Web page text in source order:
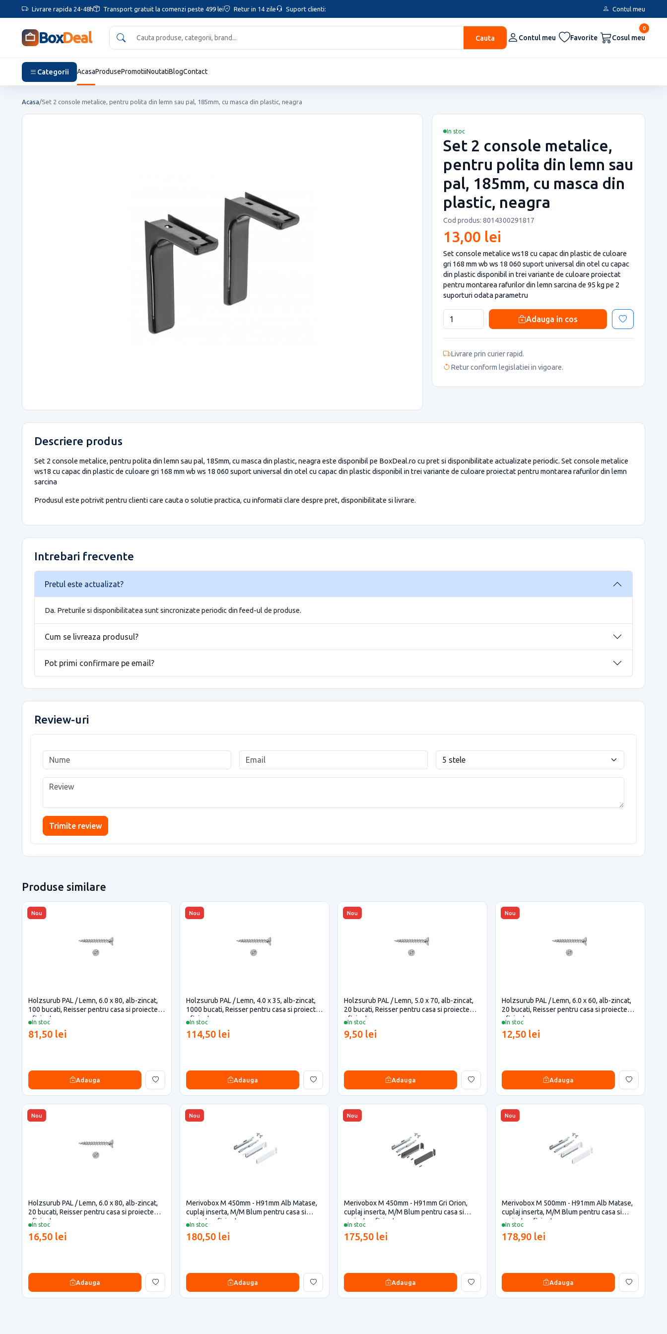
Livrare rapida 24-48h Transport gratuit la comenzi peste 499 lei Retur in 14 zile Suport clienti: Contul meu
BoxDeal Cauta Contul meu Favorite
0
Cosul meu
Categorii AcasaProdusePromotiiNoutatiBlogContact
Acasa/Set 2 console metalice, pentru polita din lemn sau pal, 185mm, cu masca din plastic, neagra
In stoc
Set 2 console metalice,
pentru polita din lemn sau
pal, 185mm, cu masca din
plastic, neagra
Cod produs: 8014300291817
13,00 lei
Set console metalice ws18 cu capac din plastic de culoare
gri 168 mm wb ws 18 060 suport universal din otel cu capac
din plastic disponibil in trei variante de culoare proiectat
pentru montarea rafurilor din lemn sarcina de 95 kg pe 2
suporturi odata parametru
Adauga in cos
Livrare prin curier rapid.
Retur conform legislatiei in vigoare.
Descriere produs
Set 2 console metalice, pentru polita din lemn sau pal, 185mm, cu masca din plastic, neagra este disponibil pe BoxDeal.ro cu pret si disponibilitate actualizate periodic. Set console metalice
ws18 cu capac din plastic de culoare gri 168 mm wb ws 18 060 suport universal din otel cu capac din plastic disponibil in trei variante de culoare proiectat pentru montarea rafurilor din lemn
sarcina
Produsul este potrivit pentru clienti care cauta o solutie practica, cu informatii clare despre pret, disponibilitate si livrare.
Intrebari frecvente
Pretul este actualizat?
Da. Preturile si disponibilitatea sunt sincronizate periodic din feed-ul de produse.
Cum se livreaza produsul?
Pot primi confirmare pe email?
Review-uri
Trimite review
Produse similare
Nou
In stoc
Holzsurub PAL / Lemn, 6.0 x 80, alb-zincat,
100 bucati, Reisser pentru casa si proiecte
eficiente
81,50 lei
Adauga
Nou
In stoc
Holzsurub PAL / Lemn, 4.0 x 35, alb-zincat,
1000 bucati, Reisser pentru casa si proiecte
eficiente
114,50 lei
Adauga
Nou
In stoc
Holzsurub PAL / Lemn, 5.0 x 70, alb-zincat,
20 bucati, Reisser pentru casa si proiecte
eficiente
9,50 lei
Adauga
Nou
In stoc
Holzsurub PAL / Lemn, 6.0 x 60, alb-zincat,
20 bucati, Reisser pentru casa si proiecte
eficiente
12,50 lei
Adauga
Nou
In stoc
Holzsurub PAL / Lemn, 6.0 x 80, alb-zincat,
20 bucati, Reisser pentru casa si proiecte
eficiente
16,50 lei
Adauga
Nou
In stoc
Merivobox M 450mm - H91mm Alb Matase,
cuplaj inserta, M/M Blum pentru casa si
proiecte eficiente
180,50 lei
Adauga
Nou
In stoc
Merivobox M 450mm - H91mm Gri Orion,
cuplaj inserta, M/M Blum pentru casa si
proiecte eficiente
175,50 lei
Adauga
Nou
In stoc
Merivobox M 500mm - H91mm Alb Matase,
cuplaj inserta, M/M Blum pentru casa si
proiecte eficiente
178,90 lei
Adauga